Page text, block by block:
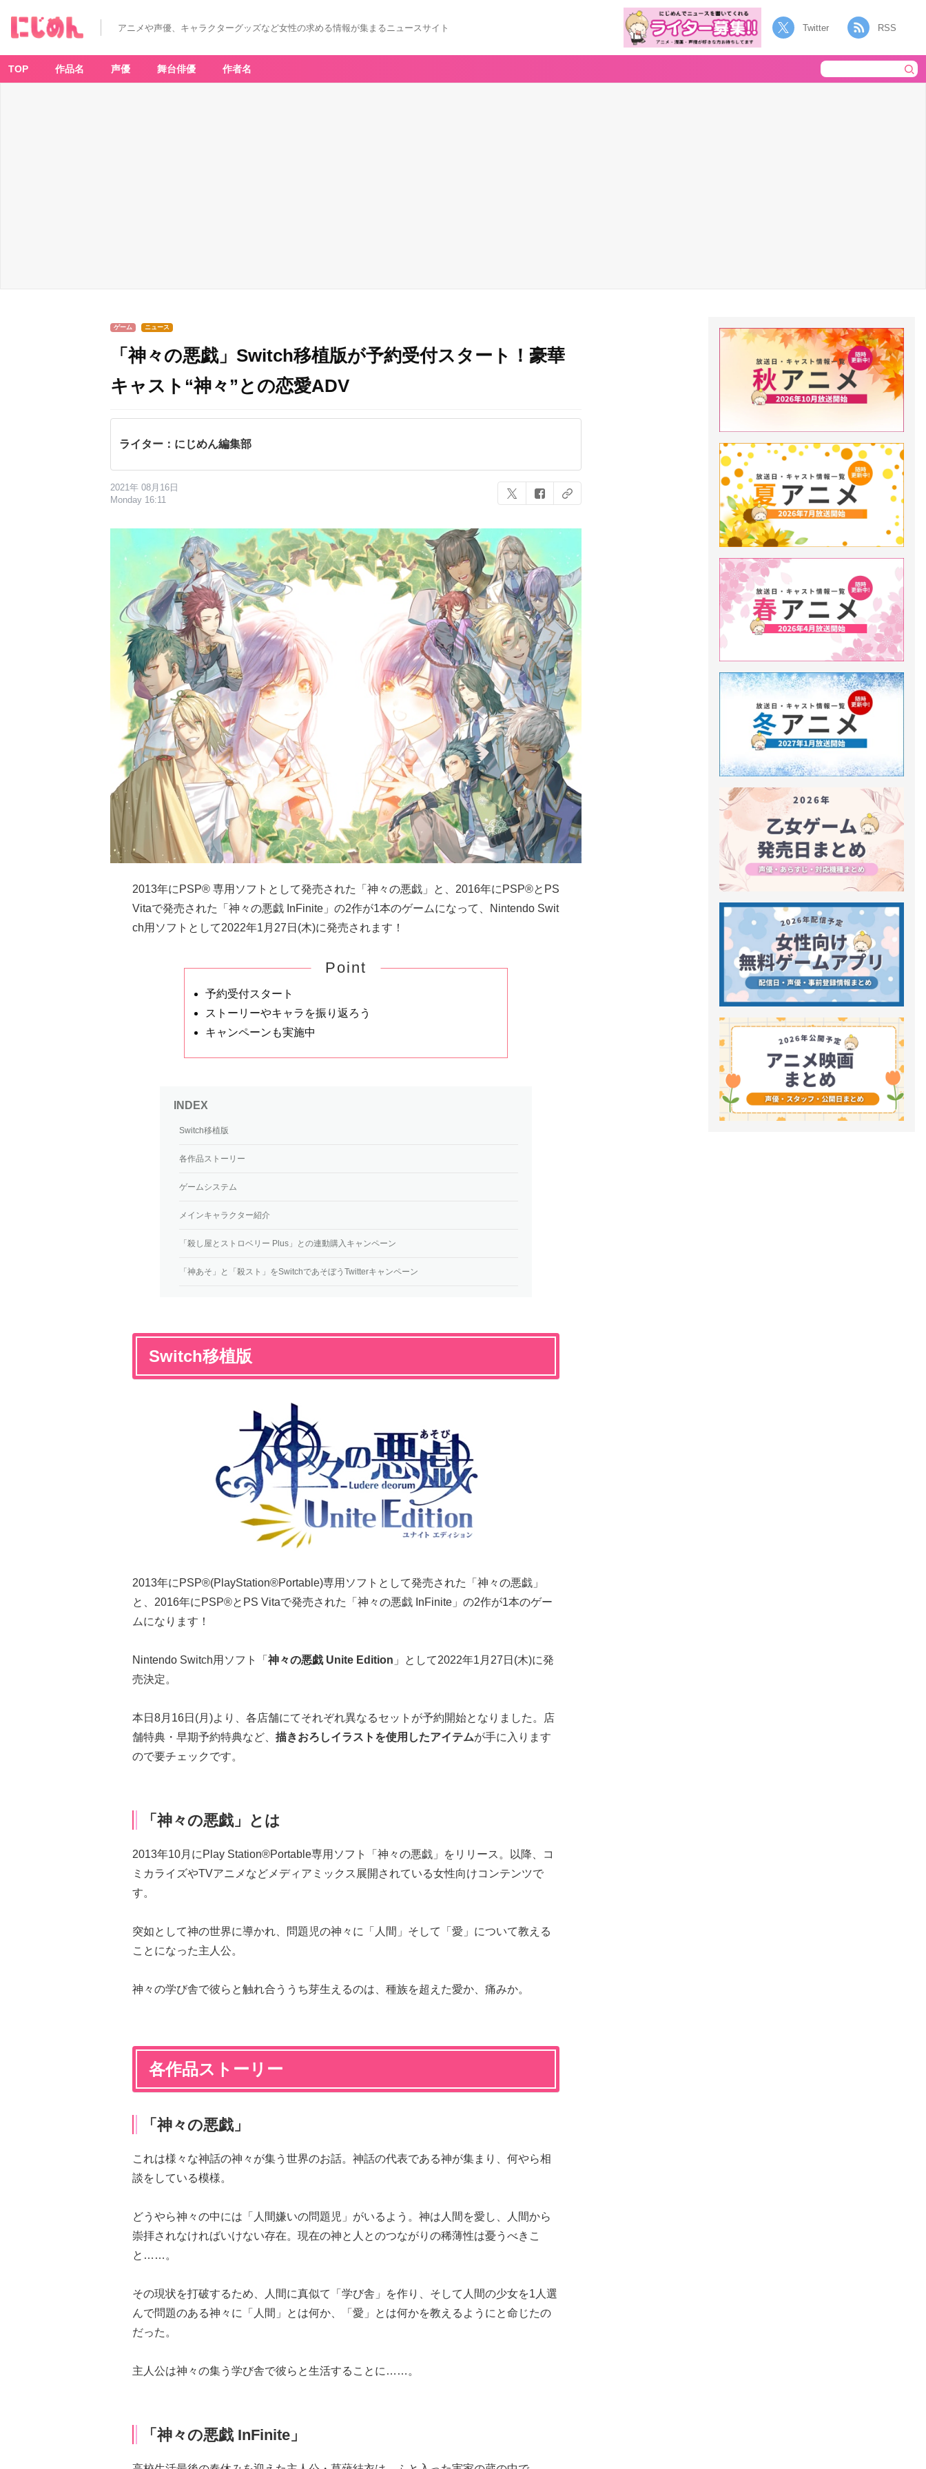
アニメや声優、キャラクターグッズなど女性の求める情報が集まるニュースサイト Twitter RSS
TOP 作品名 声優 舞台俳優 作者名
ゲーム ニュース
「神々の悪戯」Switch移植版が予約受付スタート！豪華
キャスト“神々”との恋愛ADV
ライター：にじめん編集部
2021年 08月16日
Monday 16:11
2013年にPSP® 専用ソフトとして発売された「神々の悪戯」と、2016年にPSP®とPS
Vitaで発売された「神々の悪戯 InFinite」の2作が1本のゲームになって、Nintendo Swit
ch用ソフトとして2022年1月27日(木)に発売されます！
Point
予約受付スタート
ストーリーやキャラを振り返ろう
キャンペーンも実施中
Switch移植版
各作品ストーリー
ゲームシステム
メインキャラクター紹介
「殺し屋とストロベリー Plus」との連動購入キャンペーン
「神あそ」と「殺スト」をSwitchであそぼうTwitterキャンペーン
Switch移植版
2013年にPSP®(PlayStation®Portable)専用ソフトとして発売された「神々の悪戯」
と、2016年にPSP®とPS Vitaで発売された「神々の悪戯 InFinite」の2作が1本のゲー
ムになります！
Nintendo Switch用ソフト「 神々の悪戯 Unite Edition 」として2022年1月27日(木)に発
売決定。
本日8月16日(月)より、各店舗にてそれぞれ異なるセットが予約開始となりました。店
舗特典・早期予約特典など、 描きおろしイラストを使用したアイテムが手に入ります
ので要チェックです。
「神々の悪戯」とは
2013年10月にPlay Station®Portable専用ソフト「神々の悪戯」をリリース。以降、コ
ミカライズやTVアニメなどメディアミックス展開されている女性向けコンテンツで
す。
突如として神の世界に導かれ、問題児の神々に「人間」そして「愛」について教える
ことになった主人公。
神々の学び舎で彼らと触れ合ううち芽生えるのは、種族を超えた愛か、痛みか。
各作品ストーリー
「神々の悪戯」
これは様々な神話の神々が集う世界のお話。神話の代表である神が集まり、何やら相
談をしている模様。
どうやら神々の中には「人間嫌いの問題児」がいるよう。神は人間を愛し、人間から
崇拝されなければいけない存在。現在の神と人とのつながりの稀薄性は憂うべきこ
と……。
その現状を打破するため、人間に真似て「学び舎」を作り、そして人間の少女を1人選
んで問題のある神々に「人間」とは何か、「愛」とは何かを教えるようにと命じたの
だった。
主人公は神々の集う学び舎で彼らと生活することに……。
「神々の悪戯 InFinite」